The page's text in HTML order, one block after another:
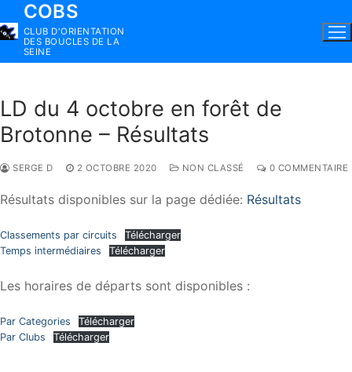
Aller
au
contenu
COBS
CLUB D'ORIENTATION
DES BOUCLES DE LA
SEINE
LD du 4 octobre en forêt de
Brotonne – Résultats
SERGE D 2 OCTOBRE 2020 NON CLASSÉ 0 COMMENTAIRE
Résultats disponibles sur la page dédiée: Résultats
Classements par circuits
Télécharger
Temps intermédiaires
Télécharger
Les horaires de départs sont disponibles :
Par Categories
Télécharger
Par Clubs
Télécharger